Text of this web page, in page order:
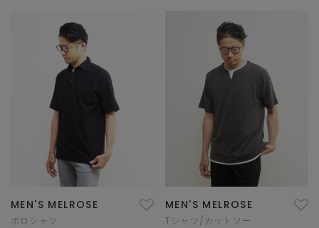
MEN'S MELROSE
ポロシャツ
MEN'S MELROSE
Tシャツ/カットソー